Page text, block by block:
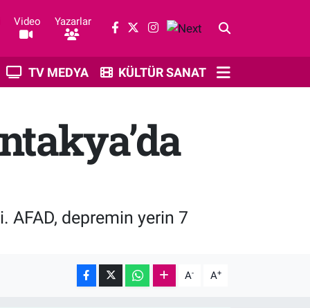
Video Yazarlar
TV MEDYA KÜLTÜR SANAT
AFAD, depremin yerin 7
A- A+